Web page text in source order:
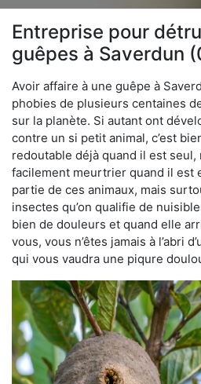
Entreprise pour
guêpes à Saverdun
Avoir affaire à une guêpe à
phobies de plusieurs centaines
sur la planète. Si autant ont
contre un si petit animal, c’est
redoutable déjà quand il est seul,
facilement meurtrier quand il est
partie de ces animaux, mais
insectes qu’on qualifie de
bien de douleurs et quand elle
vous, vous n’êtes jamais à l’abri
qui vous vaudra une piqure